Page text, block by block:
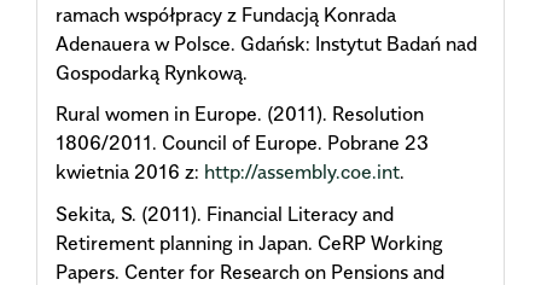
ramach współpracy z Fundacją Konrada
Adenauera w Polsce. Gdańsk: Instytut Badań nad
Gospodarką Rynkową.
Rural women in Europe. (2011). Resolution
1806/2011. Council of Europe. Pobrane 23
kwietnia 2016 z: http://assembly.coe.int.
Sekita, S. (2011). Financial Literacy and
Retirement planning in Japan. CeRP Working
Papers. Center for Research on Pensions and